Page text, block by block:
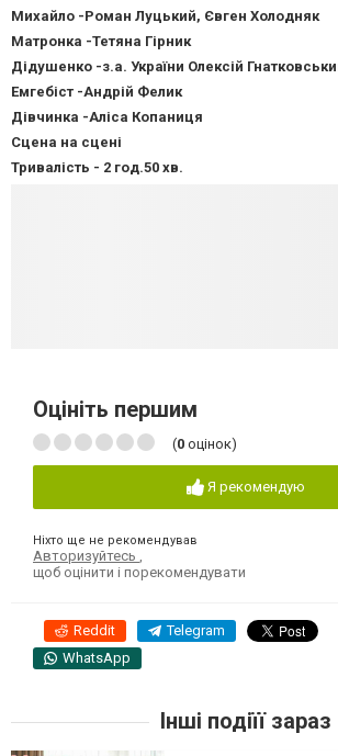
Михайло -Роман Луцький, Євген Холодняк
Матронка -Тетяна Гірник
Дідушенко -з.а. України Олексій
Емгебіст -Андрій Фелик
Дівчинка -Аліса Копаниця
Сцена на сцені
Тривалість - 2 год.50 хв.
Оцініть першим
(0 оцінок)
Я рекомендую
Ніхто ще не рекомендував
Авторизуйтесь ,
щоб оцінити і порекомендувати
Reddit Telegram
WhatsApp
Інші подіїї зараз